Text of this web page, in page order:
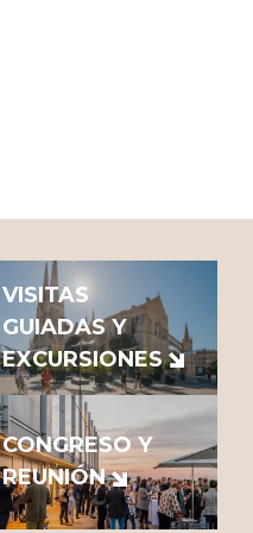
VISITAS
GUIADAS Y
EXCURSIONES
CONGRESO Y
REUNIÓN